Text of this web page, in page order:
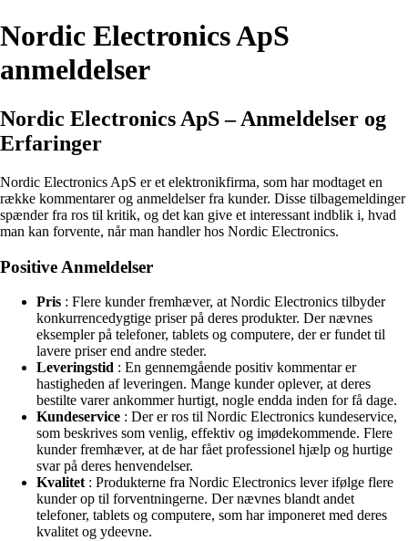
Nordic Electronics ApS
anmeldelser
Nordic Electronics ApS – Anmeldelser og
Erfaringer
Nordic Electronics ApS er et elektronikfirma, som har modtaget en
række kommentarer og anmeldelser fra kunder. Disse tilbagemeldinger
spænder fra ros til kritik, og det kan give et interessant indblik i, hvad
man kan forvente, når man handler hos Nordic Electronics.
Positive Anmeldelser
Pris : Flere kunder fremhæver, at Nordic Electronics tilbyder
konkurrencedygtige priser på deres produkter. Der nævnes
eksempler på telefoner, tablets og computere, der er fundet til
lavere priser end andre steder.
Leveringstid : En gennemgående positiv kommentar er
hastigheden af leveringen. Mange kunder oplever, at deres
bestilte varer ankommer hurtigt, nogle endda inden for få dage.
Kundeservice : Der er ros til Nordic Electronics kundeservice,
som beskrives som venlig, effektiv og imødekommende. Flere
kunder fremhæver, at de har fået professionel hjælp og hurtige
svar på deres henvendelser.
Kvalitet : Produkterne fra Nordic Electronics lever ifølge flere
kunder op til forventningerne. Der nævnes blandt andet
telefoner, tablets og computere, som har imponeret med deres
kvalitet og ydeevne.